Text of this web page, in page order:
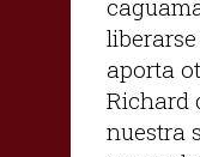
aporta
Richard
nuestra